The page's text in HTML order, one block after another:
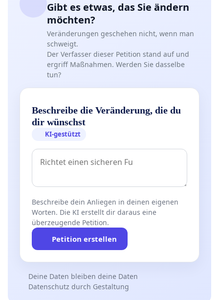
Gibt es etwas, das Sie ändern
möchten?
Veränderungen geschehen nicht, wenn man
schweigt.
Der Verfasser dieser Petition stand auf und
ergriff Maßnahmen. Werden Sie dasselbe
tun?
Beschreibe die Veränderung, die du
dir wünschst
KI-gestützt
Beschreibe dein Anliegen in deinen eigenen
Worten. Die KI erstellt dir daraus eine
überzeugende Petition.
Petition erstellen
Deine Daten bleiben deine Daten
Datenschutz durch Gestaltung